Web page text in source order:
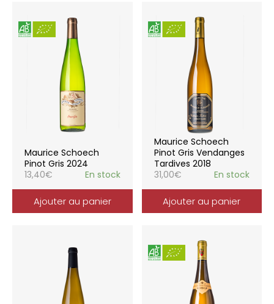
Maurice Schoech
Pinot Gris 2024
13,40€ En stock
Ajouter au panier
Maurice Schoech
Pinot Gris Vendanges
Tardives 2018
31,00€ En stock
Ajouter au panier